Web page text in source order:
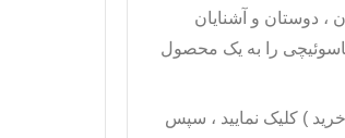
، دوستان و آشنایان
را به یک محصول
) کليک نماييد ، سپس